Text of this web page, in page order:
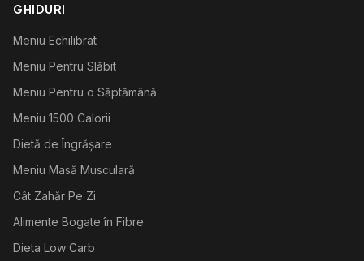
GHIDURI
Meniu Echilibrat
Meniu Pentru Slăbit
Meniu Pentru o Săptămână
Meniu 1500 Calorii
Dietă de Îngrășare
Meniu Masă Musculară
Cât Zahăr Pe Zi
Alimente Bogate în Fibre
Dieta Low Carb